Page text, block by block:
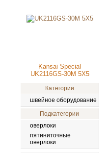
Kansai Special
UK2116GS-30M 5X5
Категории
швейное оборудование
Подкатегории
оверлоки
пятиниточные
оверлоки